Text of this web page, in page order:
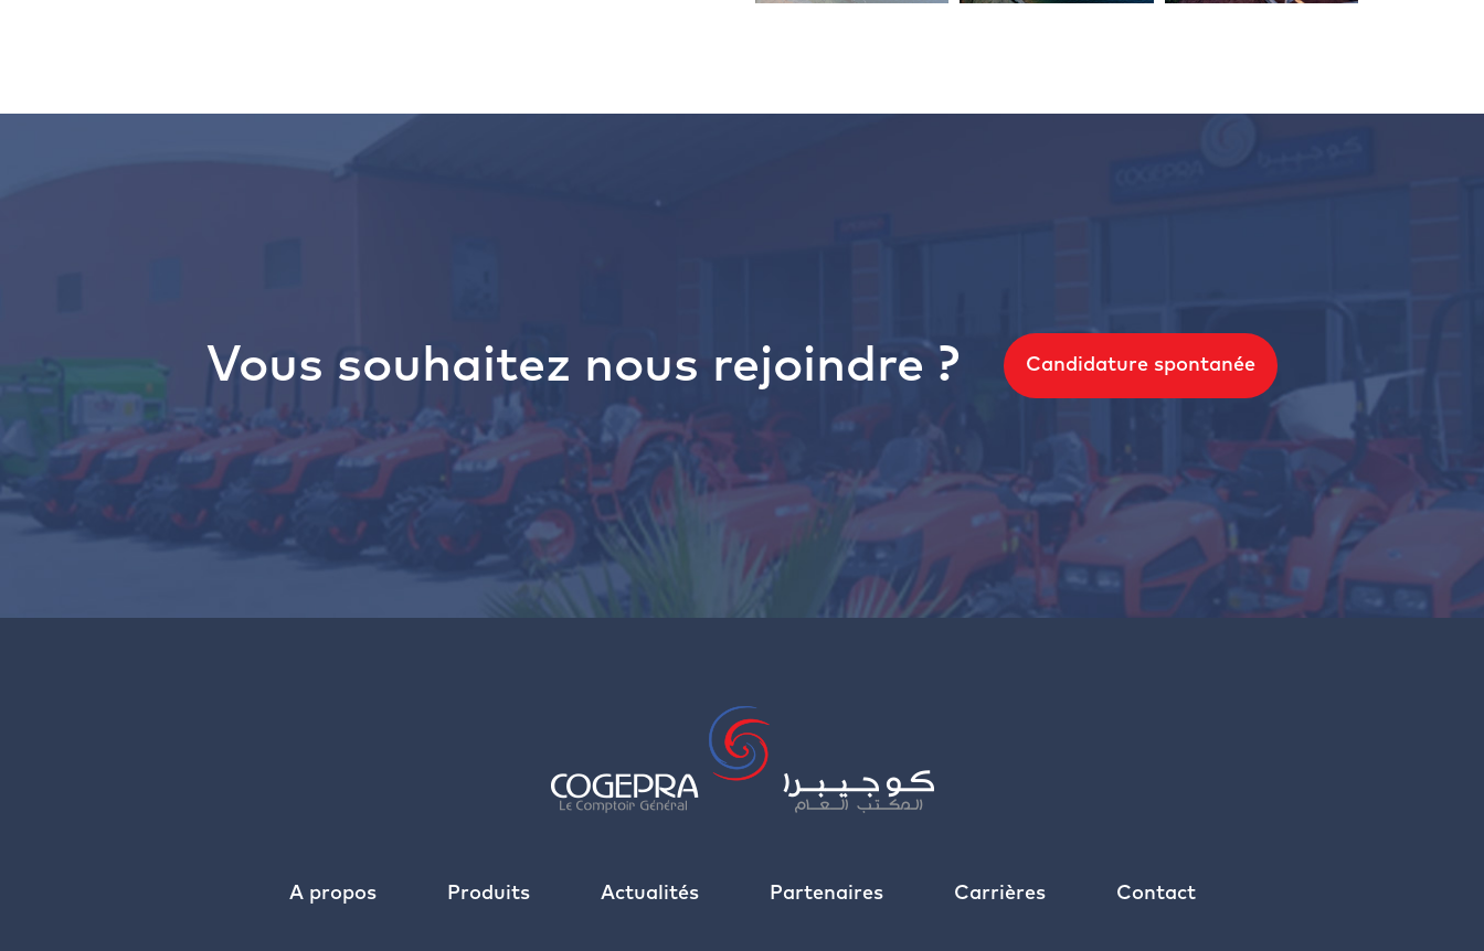
Vous souhaitez nous rejoindre ? Candidature spontanée
A propos Produits Actualités Partenaires Carrières Contact